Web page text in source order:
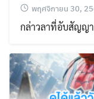
พฤศจิกายน 30,
กล่าวลาที่อับสัญญ